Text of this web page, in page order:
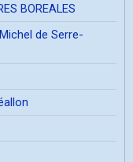
BOREALES
de Serre-